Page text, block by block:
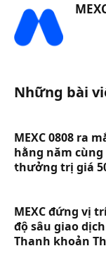
Những bài
MEXC 0808 ra
hằng năm
thưởng trị giá
MEXC đứng vị
độ sâu giao
Thanh khoản